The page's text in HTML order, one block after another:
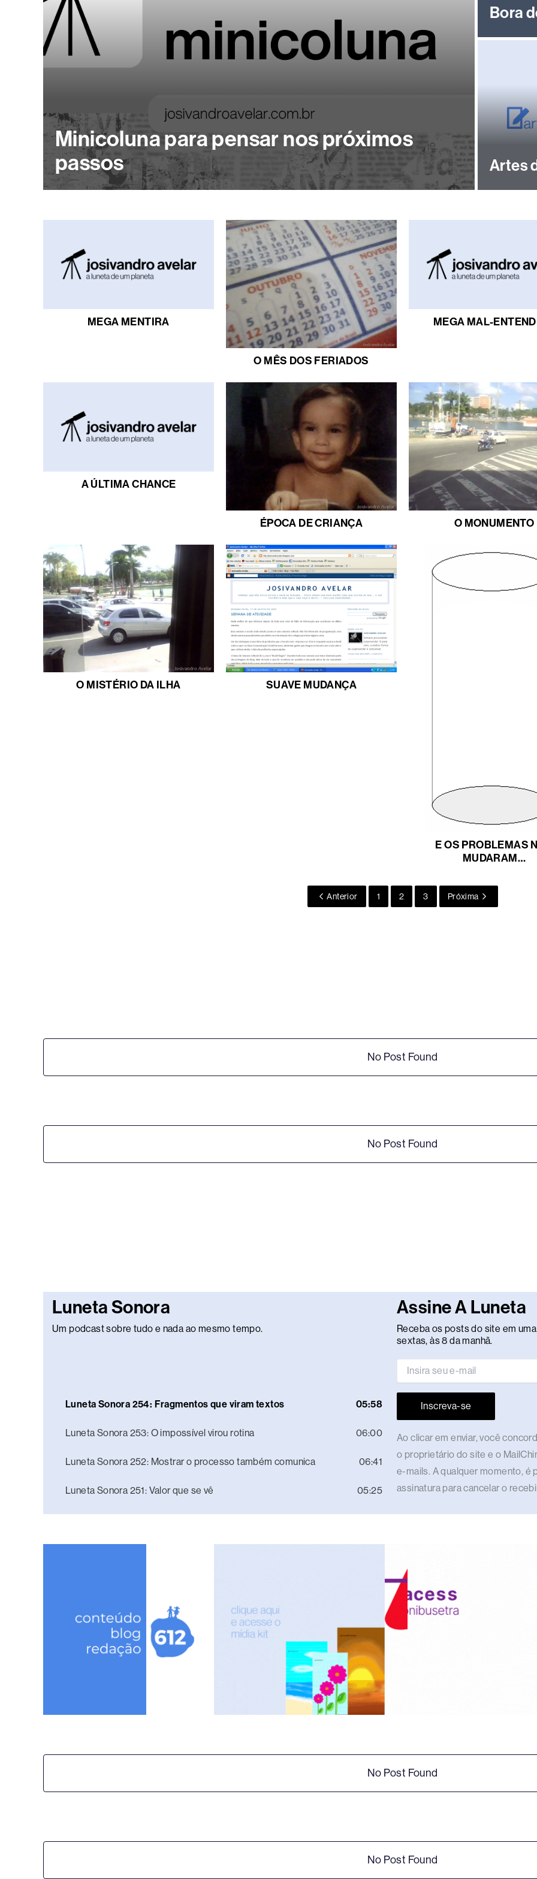
Minicoluna para pensar nos próximos
passos
Bora
Artes
MEGA MENTIRA
O MÊS DOS FERIADOS
MEGA MAL-
A ÚLTIMA CHANCE
ÉPOCA DE CRIANÇA O MONUMENTO
O MISTÉRIO DA ILHA SUAVE MUDANÇA
E OS PROBLEMAS
MUDARAM…
Anterior 1 2 3 Próxima
No Post Found
No Post Found
Luneta Sonora
Um podcast sobre tudo e nada ao mesmo tempo.
Luneta Sonora 254: Fragmentos que viram textos 05:58
Luneta Sonora 253: O impossível virou rotina 06:00
Luneta Sonora 252: Mostrar o processo também comunica 06:41
Luneta Sonora 251: Valor que se vê 05:25
Assine A Luneta
Receba os posts do site em
sextas, às 8 da manhã.
Inscreva-se
Ao clicar em enviar, você
o proprietário do site e o
e-mails. A qualquer momento, é
assinatura para cancelar o
No Post Found
No Post Found